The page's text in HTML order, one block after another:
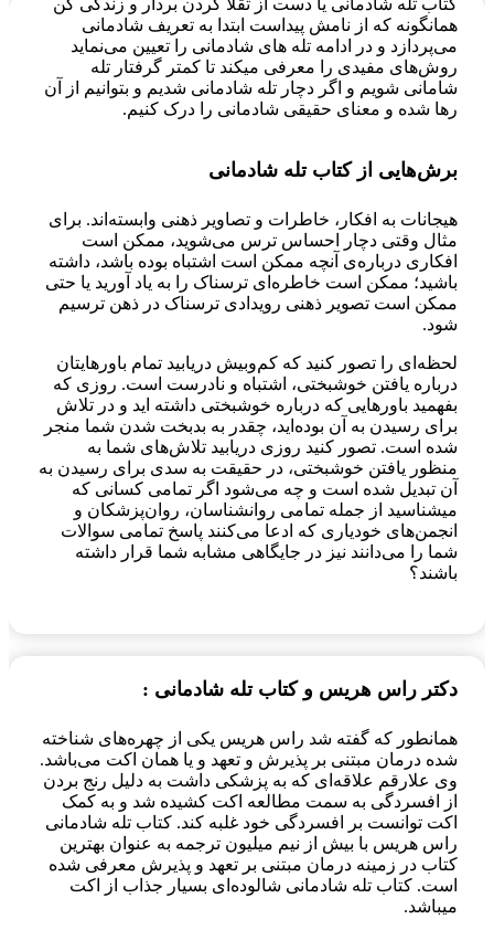
کتاب تله شادمانی یا دست از تقلا کردن بردار و زندگی کن
همانگونه که از نامش پیداست ابتدا به تعریف شادمانی
می‌پردازد و در ادامه تله های شادمانی را تعیین می‌نماید
روش‌های مفیدی را معرفی میکند تا کمتر گرفتار تله
شامانی شویم و اگر دچار تله شادمانی شدیم و بتوانیم از آن
رها شده و معنای حقیقی شادمانی را درک کنیم.
برش‌هایی از کتاب تله شادمانی
هیجانات به افکار، خاطرات و تصاویر ذهنی وابسته‌اند. برای
مثال وقتی دچار احساس ترس می‌شوید، ممکن است
افکاری درباره‌ی آنچه ممکن است اشتباه بوده باشد، داشته
باشید؛ ممکن است خاطره‌ای ترسناک را به یاد آورید یا حتی
ممکن است تصویر ذهنی رویدادی ترسناک در ذهن ترسیم
شود.
‌لحظه‌ای را تصور کنید که کم‌وبیش دریابید تمام باورهایتان
درباره یافتن خوشبختی، اشتباه و نادرست است. روزی که
بفهمید باورهایی که درباره خوشبختی داشته اید و در تلاش
برای رسیدن به آن بوده‌اید، چقدر به بدبخت شدن شما منجر
شده است. تصور کنید روزی دریابید تلاش‌های شما به
منظور یافتن خوشبختی، در حقیقت به سدی برای رسیدن به
آن تبدیل شده است و چه می‌شود اگر تمامی کسانی که
میشناسید از جمله تمامی روانشناسان، روان‌پزشکان و
انجمن‌های خودیاری که ادعا می‌کنند پاسخ تمامی سوالات
شما را می‌دانند نیز در جایگاهی مشابه شما قرار داشته
باشند؟
دکتر راس هریس و کتاب تله شادمانی :
همانطور که گفته شد راس هریس یکی از چهره‌های شناخته
شده درمان مبتنی بر پذیرش و تعهد و یا همان اکت می‌باشد.
وی علارقم علاقه‌ای که به پزشکی داشت به دلیل رنج بردن
از افسردگی به سمت مطالعه اکت کشیده شد و به کمک
اکت توانست بر افسردگی خود غلبه کند. کتاب تله شادمانی
راس هریس با بیش از نیم میلیون ترجمه به عنوان بهترین
کتاب در زمینه درمان مبتنی بر تعهد و پذیرش معرفی شده
است. کتاب تله شادمانی شالوده‌ای بسیار جذاب از اکت
میباشد.